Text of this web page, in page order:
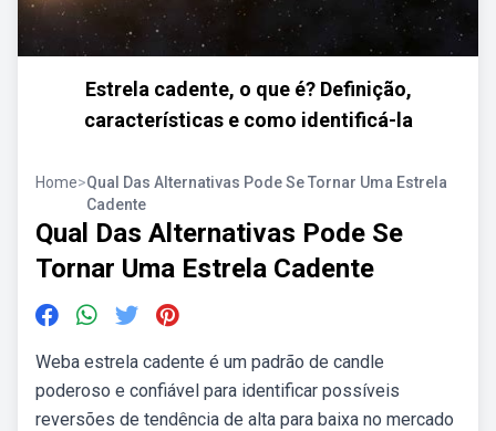
Estrela cadente, o que é? Definição,
características e como identificá-la
Home>Qual Das Alternativas Pode Se Tornar Uma Estrela
Cadente
Qual Das Alternativas Pode Se
Tornar Uma Estrela Cadente
Weba estrela cadente é um padrão de candle
poderoso e confiável para identificar possíveis
reversões de tendência de alta para baixa no mercado